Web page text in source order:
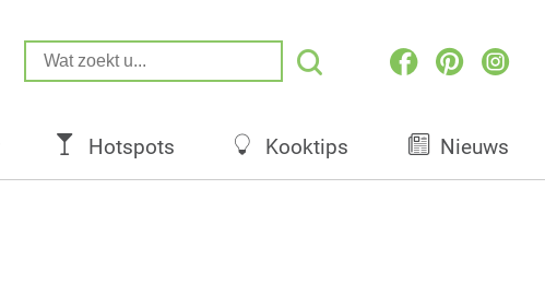
Hotspots Kooktips Nieuws